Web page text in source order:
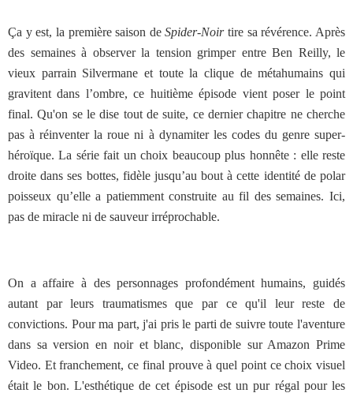
Ça y est, la première saison deSpider-Noirtire sa révérence. Après
des semaines à observer la tension grimper entre Ben Reilly, le
vieux parrain Silvermane et toute la clique de métahumains qui
gravitent dans l’ombre, ce huitième épisode vient poser le point
final. Qu'on se le dise tout de suite, ce dernier chapitre ne cherche
pas à réinventer la roue ni à dynamiter les codes du genre super-
héroïque. La série fait un choix beaucoup plus honnête : elle reste
droite dans ses bottes, fidèle jusqu’au bout à cette identité de polar
poisseux qu’elle a patiemment construite au fil des semaines. Ici,
pas de miracle ni de sauveur irréprochable.
On a affaire à des personnages profondément humains, guidés
autant par leurs traumatismes que par ce qu'il leur reste de
convictions. Pour ma part, j'ai pris le parti de suivre toute l'aventure
dans sa version en noir et blanc, disponible sur Amazon Prime
Video. Et franchement, ce final prouve à quel point ce choix visuel
était le bon. L'esthétique de cet épisode est un pur régal pour les